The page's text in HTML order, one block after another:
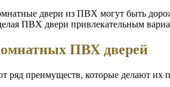
двери из ПВХ могут быть
ПВХ двери привлекательным
ПВХ дверей
преимуществ, которые делают их